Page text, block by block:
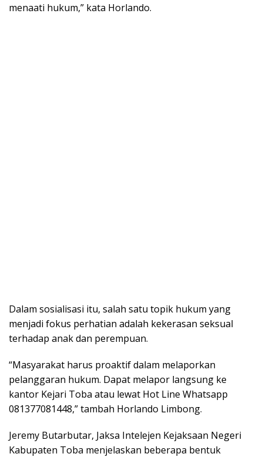
menaati hukum,” kata Horlando.
Dalam sosialisasi itu, salah satu topik hukum yang
menjadi fokus perhatian adalah kekerasan seksual
terhadap anak dan perempuan.
“Masyarakat harus proaktif dalam melaporkan
pelanggaran hukum. Dapat melapor langsung ke
kantor Kejari Toba atau lewat Hot Line Whatsapp
081377081448,” tambah Horlando Limbong.
Jeremy Butarbutar, Jaksa Intelejen Kejaksaan Negeri
Kabupaten Toba menjelaskan beberapa bentuk